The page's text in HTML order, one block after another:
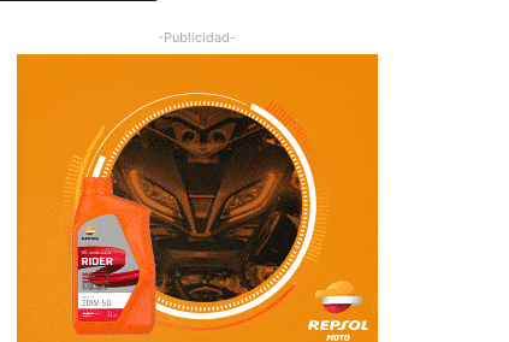
-Publicidad-